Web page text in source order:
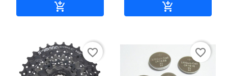
 
favorite_border favorite_border